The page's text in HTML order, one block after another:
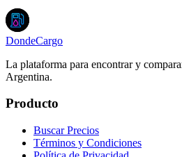
DondeCargo
La plataforma para encontrar y
Argentina.
Producto
Buscar Precios
Términos y Condiciones